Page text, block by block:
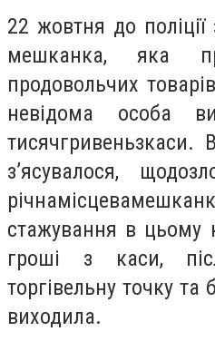
22 жовтня до поліції
мешканка, яка
продовольчих
невідома особа
тисячгривеньзкаси. В
з’ясувалося, щодо
річнамісцева
стажування в цьому
гроші з каси,
торгівельну точку
виходила.